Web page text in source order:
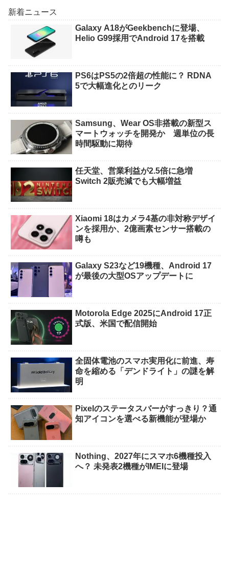
新着ニュース
Galaxy A18がGeekbenchに登場、
Helio G99採用でAndroid 17を搭載
PS6はPS5の2倍超の性能に？ RDNA
5で大幅進化とのリーク
Samsung、Wear OS非搭載の新型ス
マートウォッチを開発か 週単位の長
時間駆動に期待
任天堂、営業利益が2.5倍に急増
Switch 2販売減でも大幅増益
Xiaomi 18はカメラ4基の非対称デザイ
ンを採用か、2億画素センサー搭載の
噂も
Galaxy S23など19機種、Android 17
が最後の大型OSアップデートに
Motorola Edge 2025にAndroid 17正
式版、米国で配信開始
全固体電池のスマホ実用化に前進、寿
命を縮める「デンドライト」の謎を解
明
Pixelのステータスバーがすっきり？通
知アイコンを選べる新機能が登場か
Nothing、2027年にスマホ6機種投入
へ？ 未発表2機種がIMEIに登場